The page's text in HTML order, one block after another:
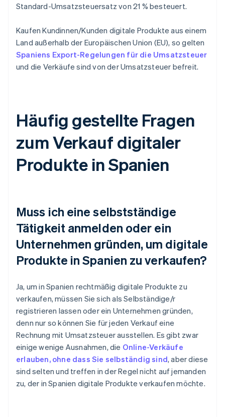
Standard-Umsatzsteuersatz von 21 % besteuert.
Kaufen Kundinnen/Kunden digitale Produkte aus einem
Land außerhalb der Europäischen Union (EU), so gelten
Spaniens Export-Regelungen für die Umsatzsteuer
und die Verkäufe sind von der Umsatzsteuer befreit.
Häufig gestellte Fragen
zum Verkauf digitaler
Produkte in Spanien
Muss ich eine selbstständige
Tätigkeit anmelden oder ein
Unternehmen gründen, um digitale
Produkte in Spanien zu verkaufen?
Ja, um in Spanien rechtmäßig digitale Produkte zu
verkaufen, müssen Sie sich als Selbständige/r
registrieren lassen oder ein Unternehmen gründen,
denn nur so können Sie für jeden Verkauf eine
Rechnung mit Umsatzsteuer ausstellen. Es gibt zwar
einige wenige Ausnahmen, die Online-Verkäufe
erlauben, ohne dass Sie selbständig sind, aber diese
sind selten und treffen in der Regel nicht auf jemanden
zu, der in Spanien digitale Produkte verkaufen möchte.